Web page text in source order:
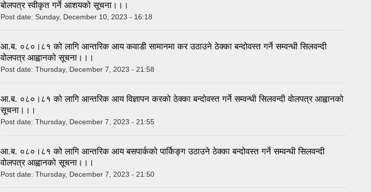
बोलपत्र स्वीकृत गर्ने आशयको सूचना।।।
Post date: Sunday, December 10, 2023 - 16:18
आ.ब. ०८०।८१ को लागि आन्तरिक आय कवाडी सामानमा कर उठाउने ठेक्का बन्दोवस्त गर्ने सम्वन्धी सिलवन्दी
वोलपत्र आह्वानको सूचना।।।
Post date: Thursday, December 7, 2023 - 21:58
आ.ब. ०८०।८१ को लागि आन्तरिक आय विज्ञापन करको ठेक्का बन्दोवस्त गर्ने सम्वन्धी सिलवन्दी वोलपत्र आह्वानको
सूचना।।।
Post date: Thursday, December 7, 2023 - 21:55
आ.ब. ०८०।८१ को लागि आन्तरिक आय बसपार्कको पार्किङ्ग उठाउने ठेक्का बन्दोवस्त गर्ने सम्वन्धी सिलवन्दी
वोलपत्र आह्वानको सूचना।।।
Post date: Thursday, December 7, 2023 - 21:50